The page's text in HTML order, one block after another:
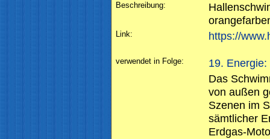
Beschreibung:
Link: https://
verwendet in Folge:
19.
Das
von außen
Szenen im
sämtlicher
Erdgas-